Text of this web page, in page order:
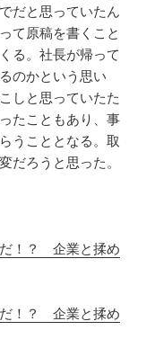
だと思っていたん
て原稿を書くこと
る。社長が帰って
のかという思い
しと思っていたた
たこともあり、事
うこととなる。取
だろうと思った。
！？ 企業と揉め
！？ 企業と揉め